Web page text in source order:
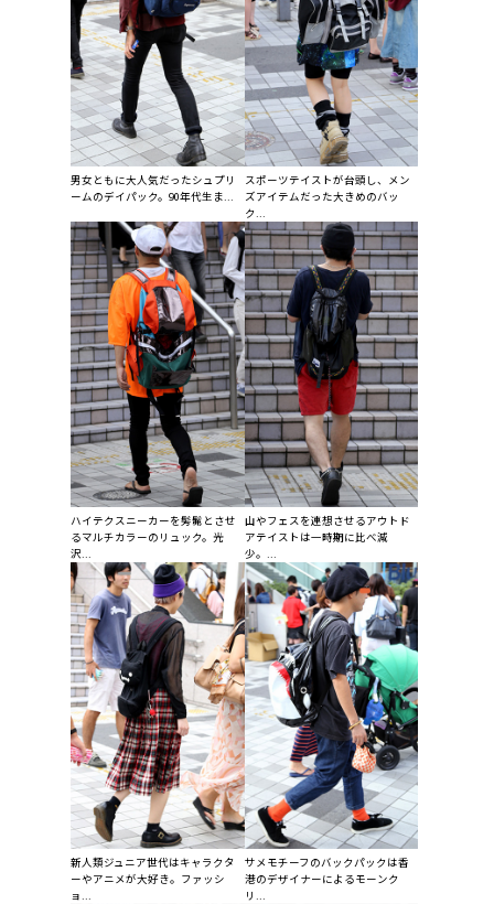
男女ともに大人気だったシュプリ
ームのデイパック。90年代生ま...
スポーツテイストが台頭し、メン
ズアイテムだった大きめのバッ
ク...
ハイテクスニーカーを髣髴とさせ
るマルチカラーのリュック。光
沢...
山やフェスを連想させるアウトド
アテイストは一時期に比べ減
少。...
新人類ジュニア世代はキャラクタ
ーやアニメが大好き。ファッシ
ョ...
サメモチーフのバックパックは香
港のデザイナーによるモーンク
リ...